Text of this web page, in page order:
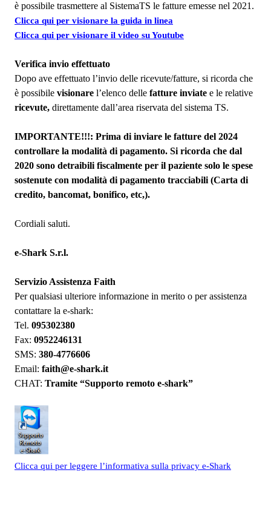
è possibile trasmettere al SistemaTS le fatture emesse nel 2021.
Clicca qui per visionare la guida in linea
Clicca qui per visionare il video su Youtube
Verifica invio effettuato
Dopo ave effettuato l’invio delle ricevute/fatture, si ricorda che
è possibile visionare l’elenco delle fatture inviate e le relative
ricevute, direttamente dall’area riservata del sistema TS.
IMPORTANTE!!!: Prima di inviare le fatture del 2024
controllare la modalità di pagamento. Si ricorda che dal
2020 sono detraibili fiscalmente per il paziente solo le spese
sostenute con modalità di pagamento tracciabili (Carta di
credito, bancomat, bonifico, etc,).
Cordiali saluti.
e-Shark S.r.l.
Servizio Assistenza Faith
Per qualsiasi ulteriore informazione in merito o per assistenza
contattare la e-shark:
Tel. 095302380
Fax: 0952246131
SMS: 380-4776606
Email: faith@e-shark.it
CHAT: Tramite “Supporto remoto e-shark”
Clicca qui per leggere l’informativa sulla privacy e-Shark